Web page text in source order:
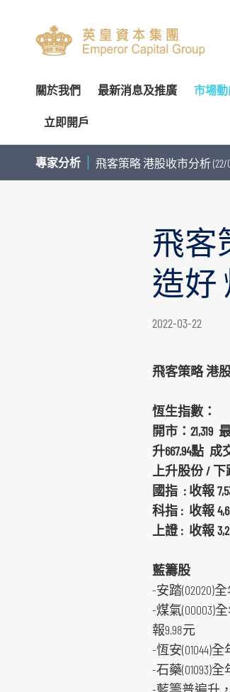
關於我們
關於
管理
聯絡
最新消息及推廣 市場
專家
個股
季度
環球
股票期權
股票融資融
基金買賣
財富
企業
企業
董事名單與其角色和職能
公告
投資
以電子方式傳送公司通訊
簡介
審核
提名
開設
服務
提存
立即開戶
網上
親臨
注意
專家分析 飛客策略 港股收市分析 (22/
飛客
造好
2022-03-22
飛客策略 港
恆生指數：
開市：21,319
升667.94點 成
上升股份 / 下
國指 : 收報
科指 : 收報
上證 : 收報
藍籌股
-安踏(02020)
-煤氣(00003)
報9.98元
-恆安(01044)
-石藥(01093)